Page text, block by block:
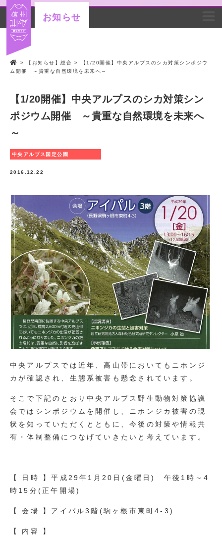
お知らせ
> 【お知らせ】総合 >
【1/20開催】中央アルプスのシカ対策シンポジウ
ム開催 ～貴重な自然環境を未来へ～
【1/20開催】中央アルプスのシカ対策シン
ポジウム開催 ～貴重な自然環境を未来へ
～
中央アルプス国定公園
2016.12.22
中央アルプスでは近年、高山帯においてもニホンジ
カが確認され、生態系被害も懸念されています。
そこで下記のとおり中央アルプス野生動物対策協議
会ではシンポジウムを開催し、ニホンジカ被害の現
状を知っていただくとともに、今後の対策や情報共
有・体制整備につなげていきたいと考えています。
【 日時 】平成29年1月20日(金曜日) 午後1時～4
時15分(正午開場)
【 会場 】アイパル3階(駒ヶ根市東町4-3)
【 内容 】